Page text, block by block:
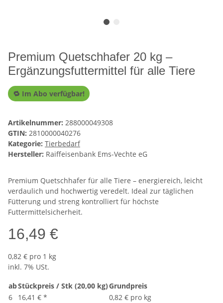
Premium Quetschhafer 20 kg –
Ergänzungsfuttermittel für alle Tiere
🔁 Im Abo verfügbar!
Artikelnummer: 288000049308
GTIN: 2810000040276
Kategorie: Tierbedarf
Hersteller: Raiffeisenbank Ems-Vechte eG
Premium Quetschhafer für alle Tiere – energiereich, leicht
verdaulich und hochwertig veredelt. Ideal zur täglichen
Fütterung und streng kontrolliert für höchste
Futtermittelsicherheit.
16,49 €
0,82 € pro 1 kg
inkl. 7% USt.
abStückpreis / Stk (20,00 kg)Grundpreis
6
16,41 € *
0,82 € pro kg